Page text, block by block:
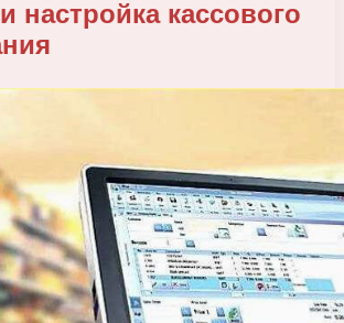
настройка кассового